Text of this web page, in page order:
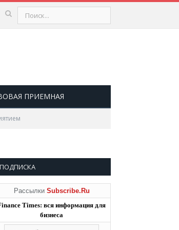
▲ 0,64 USD
ПРИЕМНАЯ
ПОДПИСКА
Рассылки Subscribe.Ru
Times: вся информация для
бизнеса